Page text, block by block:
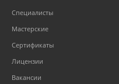
Специалисты
Мастерские
Сертификаты
Лицензии
Вакансии